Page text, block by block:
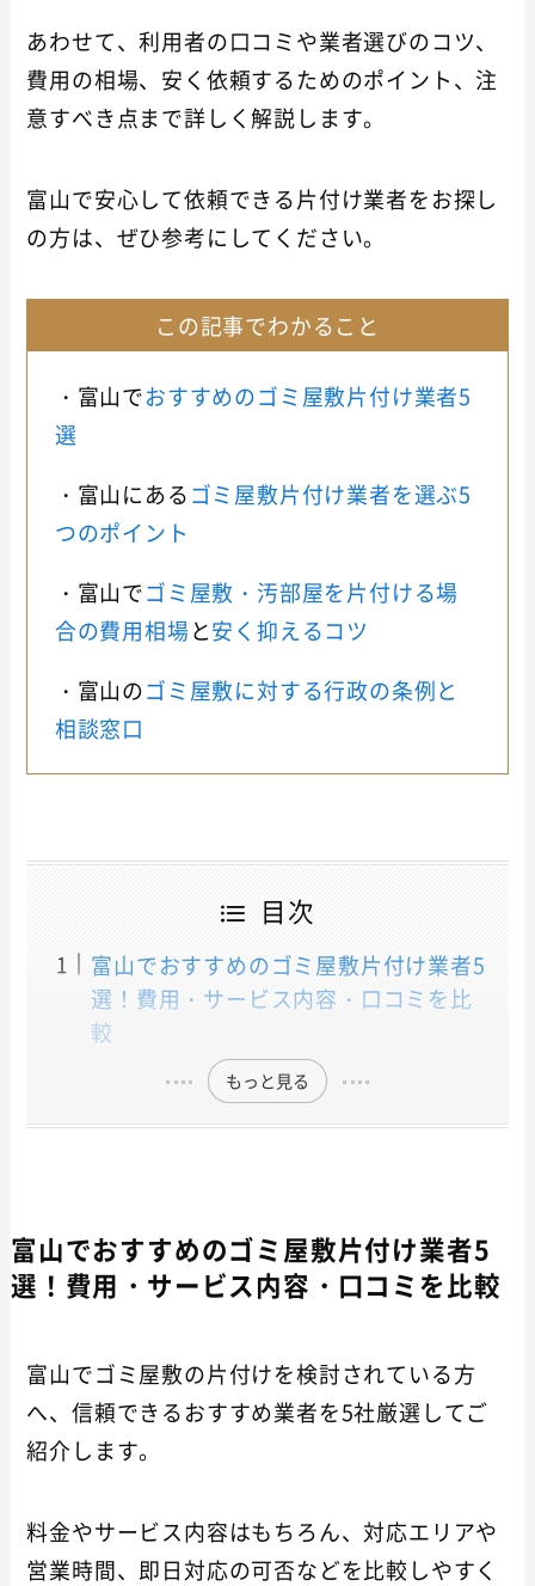
あわせて、利用者の口コミや業者選びのコツ、
費用の相場、安く依頼するためのポイント、注
意すべき点まで詳しく解説します。
富山で安心して依頼できる片付け業者をお探し
の方は、ぜひ参考にしてください。
この記事でわかること
・富山でおすすめのゴミ屋敷片付け業者5
選
・富山にあるゴミ屋敷片付け業者を選ぶ5
つのポイント
・富山でゴミ屋敷・汚部屋を片付ける場
合の費用相場と安く抑えるコツ
・富山のゴミ屋敷に対する行政の条例と
相談窓口
目次
富山でおすすめのゴミ屋敷片付け業者5
選！費用・サービス内容・口コミを比
較
もっと見る
富山でおすすめのゴミ屋敷片付け業者5
選！費用・サービス内容・口コミを比較
富山でゴミ屋敷の片付けを検討されている方
へ、信頼できるおすすめ業者を5社厳選してご
紹介します。
料金やサービス内容はもちろん、対応エリアや
営業時間、即日対応の可否などを比較しやすく